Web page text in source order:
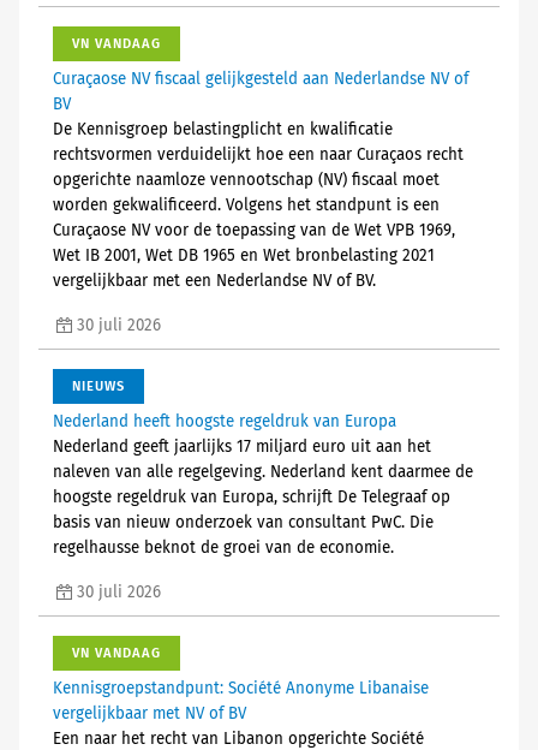
VN VANDAAG
Curaçaose NV fiscaal gelijkgesteld aan Nederlandse NV of
BV
De Kennisgroep belastingplicht en kwalificatie
rechtsvormen verduidelijkt hoe een naar Curaçaos recht
opgerichte naamloze vennootschap (NV) fiscaal moet
worden gekwalificeerd. Volgens het standpunt is een
Curaçaose NV voor de toepassing van de Wet VPB 1969,
Wet IB 2001, Wet DB 1965 en Wet bronbelasting 2021
vergelijkbaar met een Nederlandse NV of BV.
30 juli 2026
NIEUWS
Nederland heeft hoogste regeldruk van Europa
Nederland geeft jaarlijks 17 miljard euro uit aan het
naleven van alle regelgeving. Nederland kent daarmee de
hoogste regeldruk van Europa, schrijft De Telegraaf op
basis van nieuw onderzoek van consultant PwC. Die
regelhausse beknot de groei van de economie.
30 juli 2026
VN VANDAAG
Kennisgroepstandpunt: Société Anonyme Libanaise
vergelijkbaar met NV of BV
Een naar het recht van Libanon opgerichte Société